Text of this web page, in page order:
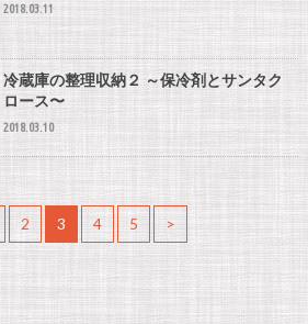
2018.03.11
冷蔵庫の整理収納２ ～保冷剤とサンタク
ロース〜
2018.03.10
2 3 4 5 >